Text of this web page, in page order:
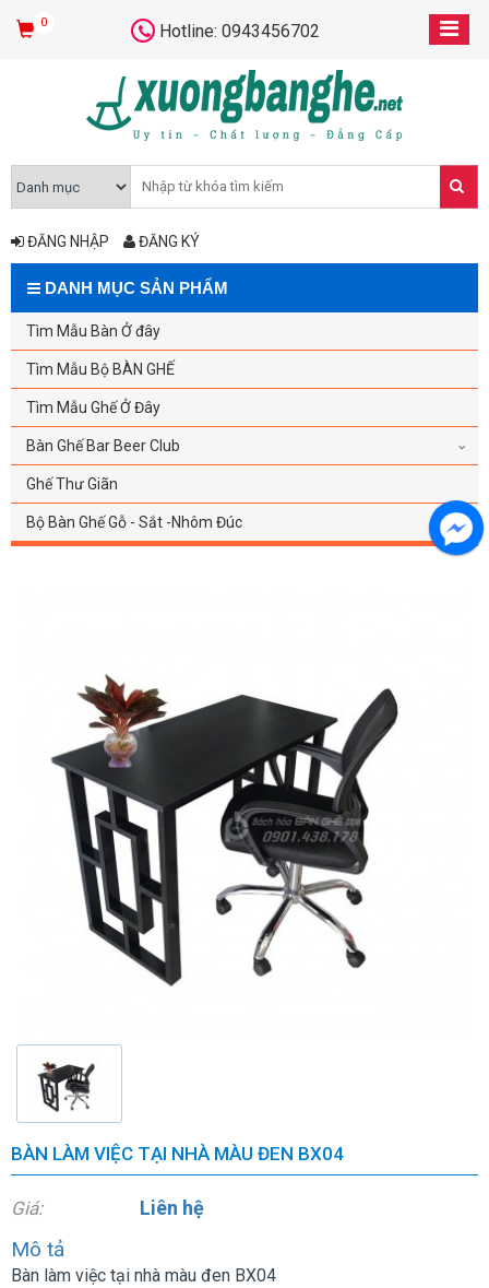
0 Hotline: 0943456702
ĐĂNG NHẬP ĐĂNG KÝ
DANH MỤC SẢN PHẨM
Tìm Mẫu Bàn Ở đây
Tìm Mẫu Bộ BÀN GHẾ
Tìm Mẫu Ghế Ở Đây
Bàn Ghế Bar Beer Club
Ghế Thư Giãn
Bộ Bàn Ghế Gỗ - Sắt -Nhôm Đúc
BÀN LÀM VIỆC TẠI NHÀ MÀU ĐEN BX04
Giá: Liên hệ
Mô tả
Bàn làm việc tại nhà màu đen BX04